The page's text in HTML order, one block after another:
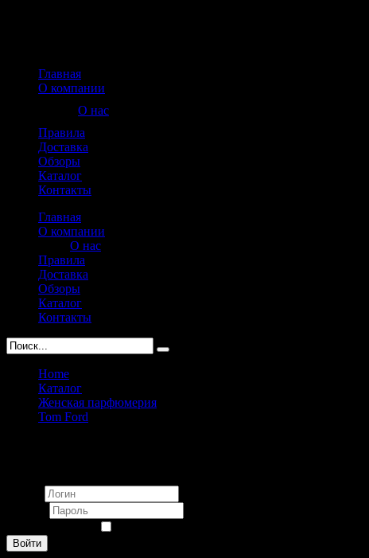
Главная
О компании
О нас
Правила
Доставка
Обзоры
Каталог
Контакты
Главная
О компании
О нас
Правила
Доставка
Обзоры
Каталог
Контакты
Home
Каталог
Женская парфюмерия
Tom Ford
Войти